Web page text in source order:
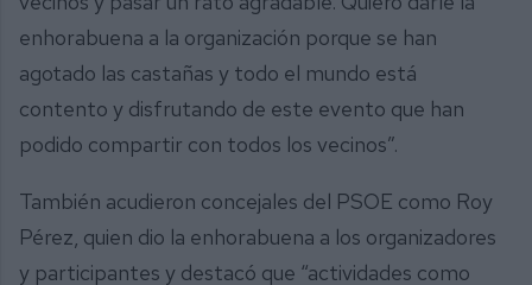
enhorabuena a la organización porque se han
agotado las castañas y todo el mundo está
contento y disfrutando de este evento que han
podido compartir con todos los vecinos”.
También acudieron concejales del PSOE como Roy
Pérez, quien dio la enhorabuena a los organizadores
y participantes y destacó que “actividades como